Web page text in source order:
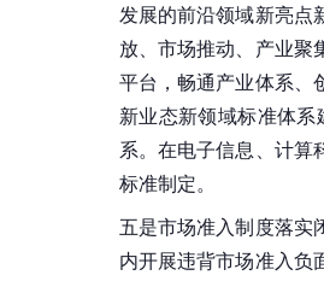
发展的前沿领域新亮点
放、市场推动、产业聚
平台，畅通产业体系、
新业态新领域标准体
系。在电子信息、计算
标准制定。
五是市场准入制度落实
内开展违背市场准入负